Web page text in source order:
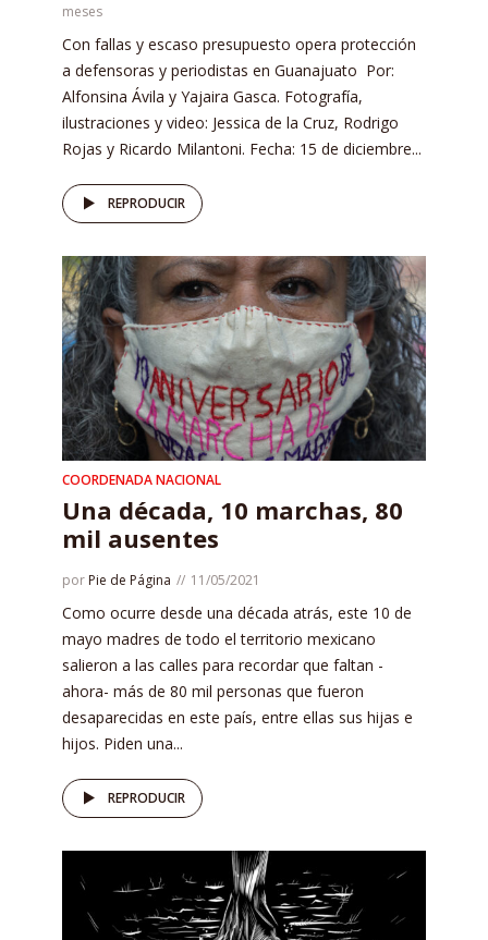
meses
Con fallas y escaso presupuesto opera protección
a defensoras y periodistas en Guanajuato Por:
Alfonsina Ávila y Yajaira Gasca. Fotografía,
ilustraciones y video: Jessica de la Cruz, Rodrigo
Rojas y Ricardo Milantoni. Fecha: 15 de diciembre...
REPRODUCIR
COORDENADA NACIONAL
Una década, 10 marchas, 80
mil ausentes
por Pie de Página 11/05/2021
Como ocurre desde una década atrás, este 10 de
mayo madres de todo el territorio mexicano
salieron a las calles para recordar que faltan -
ahora- más de 80 mil personas que fueron
desaparecidas en este país, entre ellas sus hijas e
hijos. Piden una...
REPRODUCIR